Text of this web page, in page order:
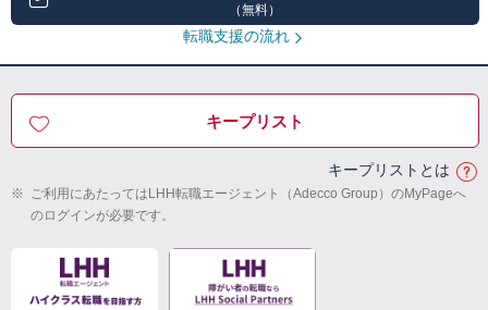
（無料）
転職支援の流れ
キープリスト
キープリストとは
※ ご利用にあたってはLHH転職エージェント（Adecco Group）のMyPageへ
のログインが必要です。